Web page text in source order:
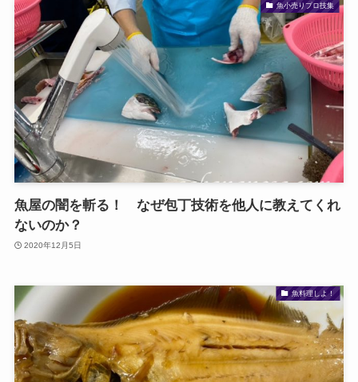
魚小売りプロ技集
魚屋の闇を斬る！ なぜ包丁技術を他人に教えてくれ
ないのか？
2020年12月5日
魚料理しよ！